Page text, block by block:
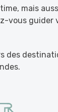
mais
vous guider
des